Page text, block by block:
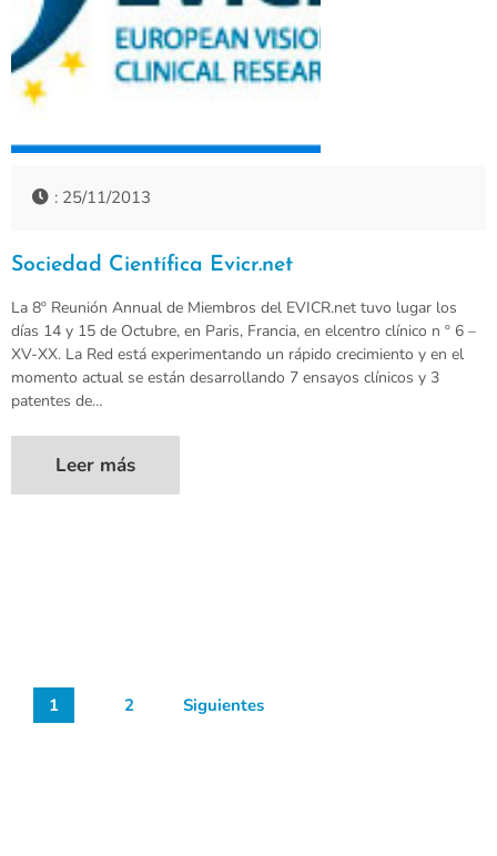
: 25/11/2013
Sociedad Científica Evicr.net
La 8º Reunión Annual de Miembros del EVICR.net tuvo lugar los
días 14 y 15 de Octubre, en Paris, Francia, en elcentro clínico n º 6 –
XV-XX. La Red está experimentando un rápido crecimiento y en el
momento actual se están desarrollando 7 ensayos clínicos y 3
patentes de…
Leer más
1 2 Siguientes